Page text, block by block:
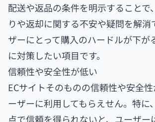
配送や返品の条件を明示することで
りや返却に関する不安や疑問を解消
ザーにとって購入のハードルが下が
に対策したい項目です。
信頼性や安全性が低い
ECサイトそのものの信頼性や安全
ーザーに利用してもらえせん。特に
点で信頼を得られないと、ユーザー